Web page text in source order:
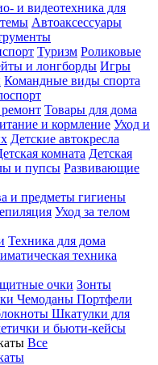
и видеотехника для
Автоаксессуары
Туризм Роликовые
и лонгборды Игры
Командные виды спорта
Товары для дома
и кормление Уход и
Детские автокресла
комната Детская
и пупсы Развивающие
и предметы гигиены
Уход за телом
Техника для дома
техника
очки Зонты
Чемоданы Портфели
Шкатулки для
и бьюти-кейсы
Все